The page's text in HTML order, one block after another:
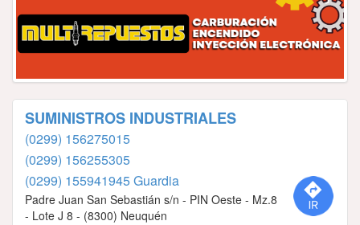
SUMINISTROS INDUSTRIALES
(0299) 156275015
(0299) 156255305
(0299) 155941945 Guardia
Padre Juan San Sebastián s/n - PIN Oeste - Mz.8
- Lote J 8 - (8300) Neuquén